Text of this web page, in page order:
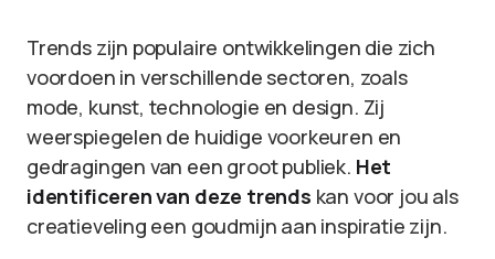
Trends zijn populaire ontwikkelingen die zich
voordoen in verschillende sectoren, zoals
mode, kunst, technologie en design. Zij
weerspiegelen de huidige voorkeuren en
gedragingen van een groot publiek. Het
identificeren van deze trends kan voor jou als
creatieveling een goudmijn aan inspiratie zijn.